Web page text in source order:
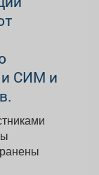
СИМ и